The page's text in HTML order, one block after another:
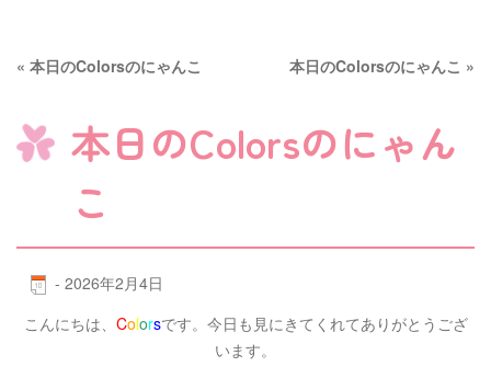
« 本日のColorsのにゃんこ 本日のColorsのにゃんこ »
本日のColorsのにゃん
こ
- 2026年2月4日
こんにちは、 Colorsです。今日も見にきてくれてありがとうござ
います。